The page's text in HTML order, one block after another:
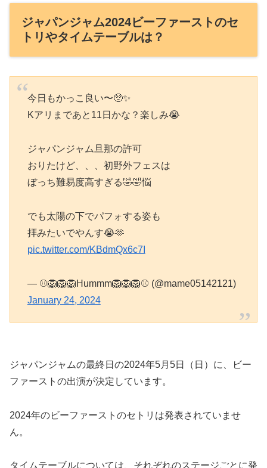
ジャパンジャム2024ビーファーストのセ
トリやタイムテーブルは？
今日もかっこ良い〜🥺✨
Kアリまであと11日かな？楽しみ😭
ジャパンジャム旦那の許可
おりたけど、、、初野外フェスは
ぼっち難易度高すぎる🤣🤣悩
でも太陽の下でパフォする姿も
拝みたいでやんす😭🫶
pic.twitter.com/KBdmQx6c7I
— ⚾️🦁🦁🦁Hummm🦁🦁🦁⚾️ (@mame05142121)
January 24, 2024
ジャパンジャムの最終日の2024年5月5日（日）に、ビー
ファーストの出演が決定しています。
2024年のビーファーストのセトリは発表されていませ
ん。
タイムテーブルについては、それぞれのステージごとに発